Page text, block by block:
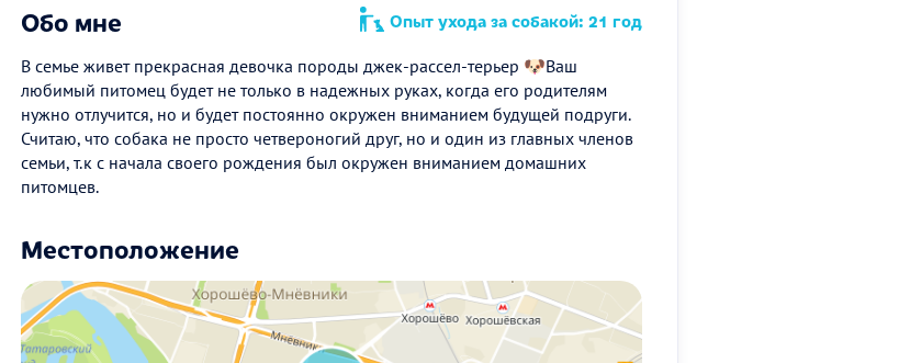
Обо мне Опыт ухода за собакой: 21 год
В семье живет прекрасная девочка породы джек-рассел-терьер 🐶Ваш
любимый питомец будет не только в надежных руках, когда его родителям
нужно отлучится, но и будет постоянно окружен вниманием будущей подруги.
Считаю, что собака не просто четвероногий друг, но и один из главных членов
семьи, т.к с начала своего рождения был окружен вниманием домашних
питомцев.
Местоположение